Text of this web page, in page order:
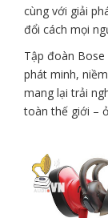
cùng với giải
đổi cách mọi
Tập đoàn
phát minh,
mang lại trải
toàn thế giới –